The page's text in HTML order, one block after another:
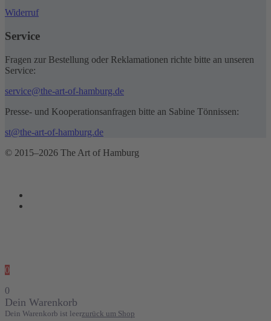
Widerruf
Service
Fragen zur Bestellung oder Reklamationen richte bitte an unseren
Service:
service@the-art-of-hamburg.de
Presse- und Kooperationsanfragen bitte an Sabine Tönnissen:
st@the-art-of-hamburg.de
© 2015–2026 The Art of Hamburg
0
0
Dein Warenkorb
Dein Warenkorb ist leerzurück um Shop